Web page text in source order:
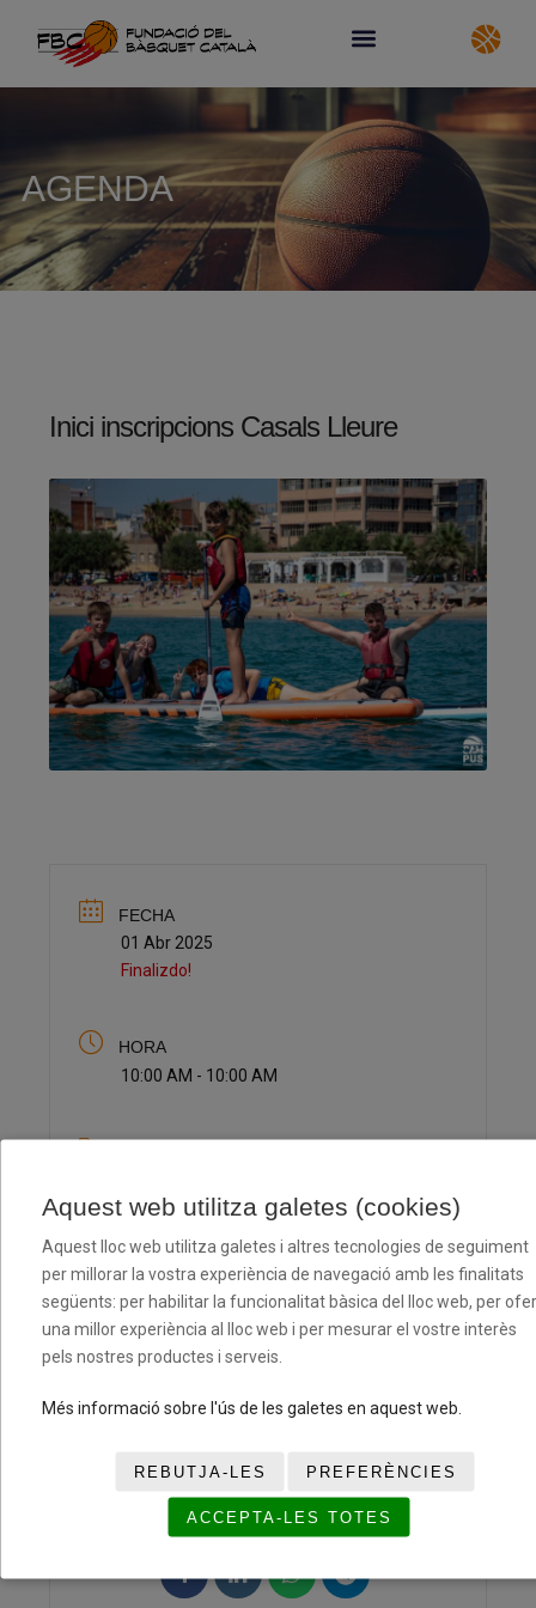
AGENDA
Inici inscripcions Casals Lleure
FECHA
01 Abr 2025
Finalizdo!
HORA
10:00 AM - 10:00 AM
Antoni Brusi
Casal Jove
Nou Patufet
Vallcarca Nord
COMPARTIR ESTE EVENTO
Aquest web utilitza galetes (cookies)
Aquest lloc web utilitza galetes i altres tecnologies de seguiment
per millorar la vostra experiència de navegació amb les finalitats
següents: per habilitar la funcionalitat bàsica del lloc web, per
una millor experiència al lloc web i per mesurar el vostre interès
pels nostres productes i serveis.
Més informació sobre l'ús de les galetes en aquest web.
REBUTJA-LES PREFERÈNCIES
ACCEPTA-LES TOTES